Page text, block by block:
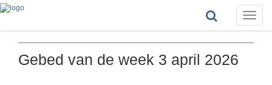
Toggle
Gebed van de week 3 april 2026